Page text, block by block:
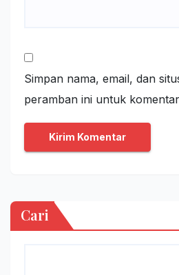
Simpan nama, email, dan
peramban ini untuk
Cari